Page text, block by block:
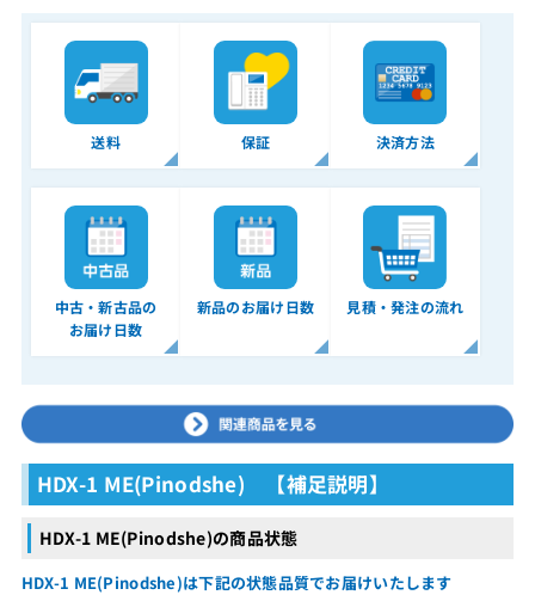
送料 保証 決済方法
中古・新古品の
お届け日数
新品のお届け日数 見積・発注の流れ
HDX-1 ME(Pinodshe) 【補足説明】
HDX-1 ME(Pinodshe)の商品状態
HDX-1 ME(Pinodshe)は下記の状態品質でお届けいたします